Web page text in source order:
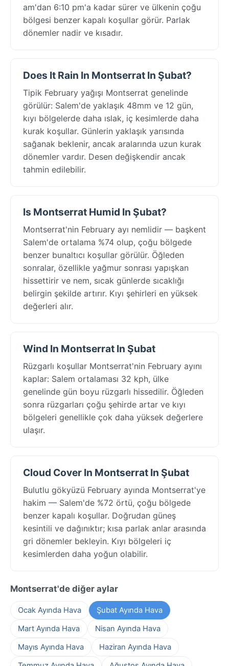
am'dan 6:10 pm'a kadar sürer ve ülkenin çoğu
bölgesi benzer kapalı koşullar görür. Parlak
dönemler nadir ve kısadır.
Does It Rain In Montserrat In Şubat?
Tipik February yağışı Montserrat genelinde
görülür: Salem'de yaklaşık 48mm ve 12 gün,
kıyı bölgelerde daha ıslak, iç kesimlerde daha
kurak koşullar. Günlerin yaklaşık yarısında
sağanak beklenir, ancak aralarında uzun kurak
dönemler vardır. Desen değişkendir ancak
tahmin edilebilir.
Is Montserrat Humid In Şubat?
Montserrat'nin February ayı nemlidir — başkent
Salem'de ortalama %74 olup, çoğu bölgede
benzer bunaltıcı koşullar görülür. Öğleden
sonralar, özellikle yağmur sonrası yapışkan
hissettirir ve nem, sıcak günlerde sıcaklığı
belirgin şekilde artırır. Kıyı şehirleri en yüksek
değerleri alır.
Wind In Montserrat In Şubat
Rüzgarlı koşullar Montserrat'nin February ayını
kaplar: Salem ortalaması 32 kph, ülke
genelinde gün boyu rüzgarlı hissedilir. Öğleden
sonra rüzgarları çoğu şehirde artar ve kıyı
bölgeleri genellikle çok daha yüksek değerlere
ulaşır.
Cloud Cover In Montserrat In Şubat
Bulutlu gökyüzü February ayında Montserrat'ye
hakim — Salem'de %72 örtü, çoğu bölgede
benzer kapalı koşullar. Doğrudan güneş
kesintili ve dağınıktır; kısa parlak anlar arasında
gri dönemler bekleyin. Kıyı bölgeleri iç
kesimlerden daha yoğun olabilir.
Montserrat'de diğer aylar
Ocak Ayında Hava
Şubat Ayında Hava
Mart Ayında Hava
Nisan Ayında Hava
Mayıs Ayında Hava
Haziran Ayında Hava